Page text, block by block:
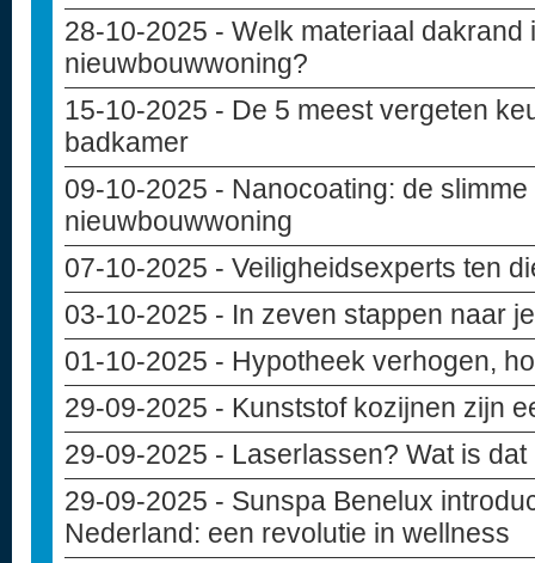
28-10-2025 - Welk materiaal dakrand
nieuwbouwwoning?
15-10-2025 - De 5 meest vergeten
badkamer
09-10-2025 - Nanocoating: de
nieuwbouwwoning
07-10-2025 - Veiligheidsexperts ten
03-10-2025 - In zeven stappen naar
01-10-2025 - Hypotheek verhogen,
29-09-2025 - Kunststof kozijnen zijn
29-09-2025 - Laserlassen? Wat is
29-09-2025 - Sunspa Benelux
Nederland: een revolutie in wellness